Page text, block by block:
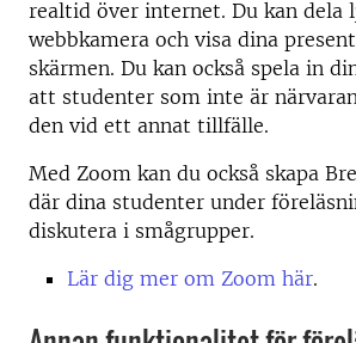
realtid över internet. Du kan dela
webbkamera och visa dina
skärmen. Du kan också spela in
att studenter som inte är
den vid ett annat tillfälle.
Med Zoom kan du också skapa
där dina studenter under
diskutera i smågrupper.
Lär dig mer om Zoom här.